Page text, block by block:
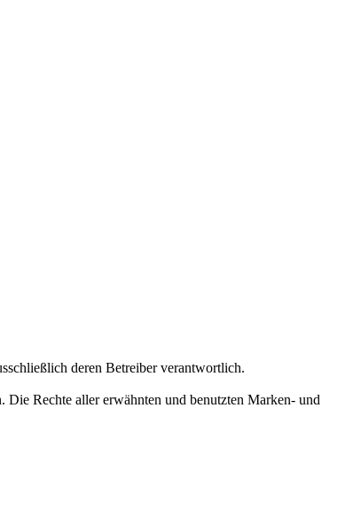
deren Betreiber verantwortlich.
Rechte aller erwähnten und benutzten Marken- und